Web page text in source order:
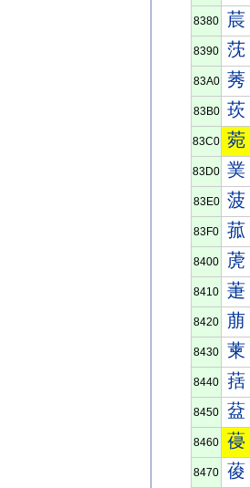
8380 莀
8390 莐
83A0 莠
83B0 莰
83C0 菀
83D0 菐
83E0 菠
83F0 菰
8400 萀
8410 萐
8420 萠
8430 萰
8440 葀
8450 葐
8460 葠
8470 葰